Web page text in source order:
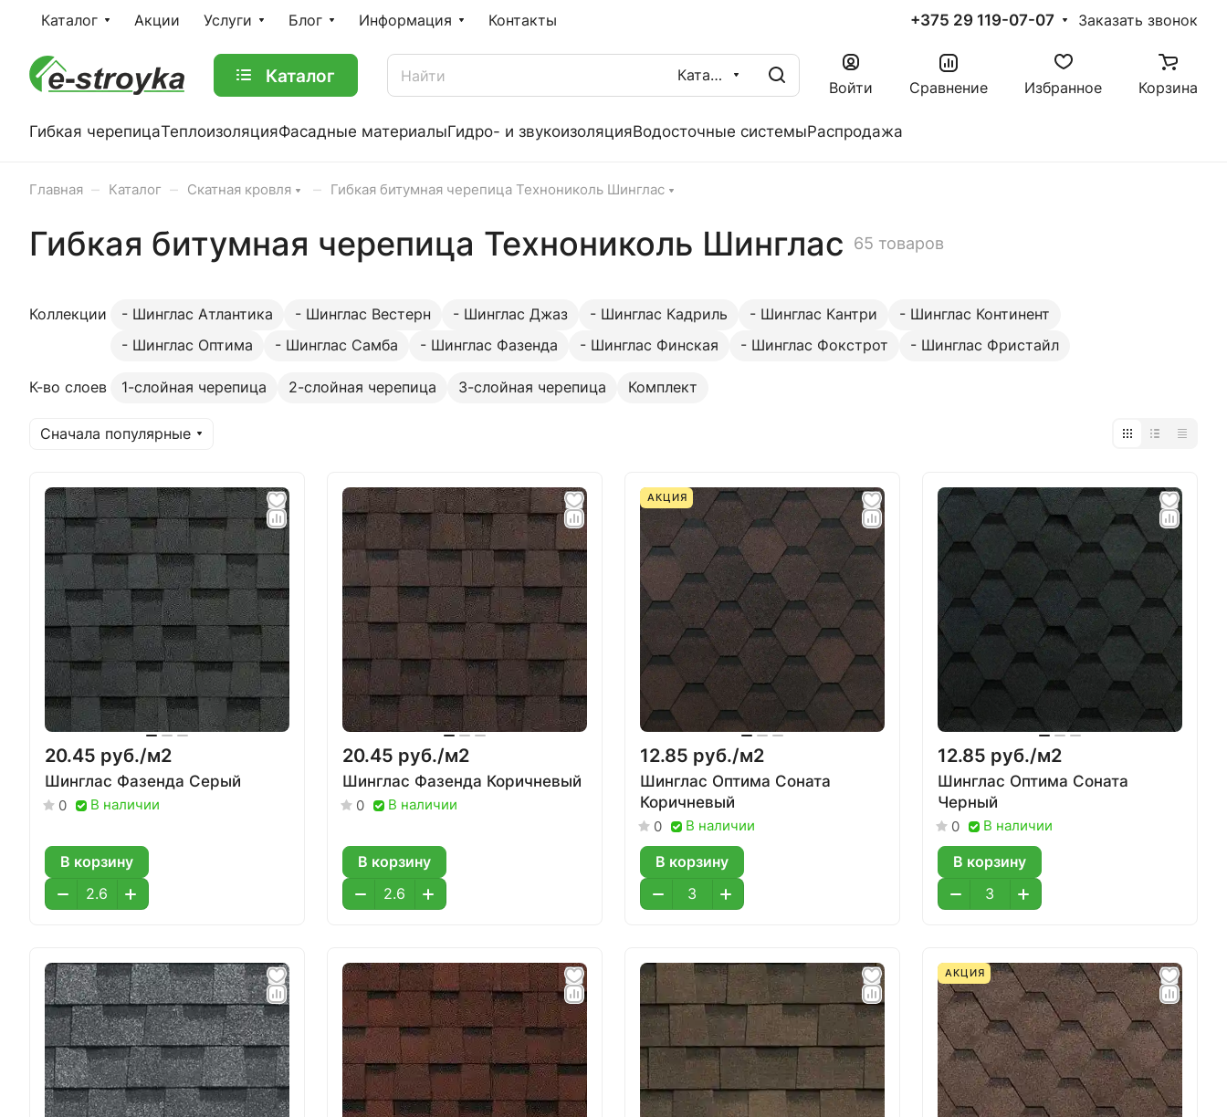
Каталог Акции Услуги Блог Информация Контакты +375 29 119-07-07 Заказать звонок
Каталог Каталог
Войти Сравнение Избранное Корзина
Гибкая черепицаТеплоизоляцияФасадные материалыГидро- и звукоизоляцияВодосточные системыРаспродажа
Главная – Каталог – Скатная кровля – Гибкая битумная черепица Технониколь Шинглас
Гибкая битумная черепица Технониколь Шинглас 65 товаров
Коллекции - Шинглас Атлантика - Шинглас Вестерн - Шинглас Джаз - Шинглас Кадриль - Шинглас Кантри
- Шинглас Континент
- Шинглас Оптима
- Шинглас Самба - Шинглас Фазенда - Шинглас Финская - Шинглас Фокстрот - Шинглас Фристайл
К-во слоев 1-слойная черепица 2-слойная черепица 3-слойная черепица Комплект
Сначала популярные
20.45 руб./м2
Шинглас Фазенда Серый
0 В наличии
В корзину
20.45 руб./м2
Шинглас Фазенда Коричневый
0 В наличии
В корзину
АКЦИЯ
12.85 руб./м2
Шинглас Оптима Соната
Коричневый
0 В наличии
В корзину
12.85 руб./м2
Шинглас Оптима Соната
Черный
0 В наличии
В корзину
АКЦИЯ